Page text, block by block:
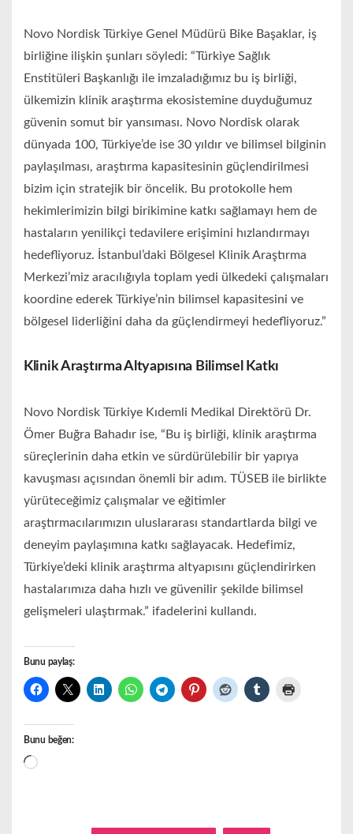
Novo Nordisk Türkiye Genel Müdürü Bike Başaklar, iş
birliğine ilişkin şunları söyledi: “Türkiye Sağlık
Enstitüleri Başkanlığı ile imzaladığımız bu iş birliği,
ülkemizin klinik araştırma ekosistemine duyduğumuz
güvenin somut bir yansıması. Novo Nordisk olarak
dünyada 100, Türkiye’de ise 30 yıldır ve bilimsel bilginin
paylaşılması, araştırma kapasitesinin güçlendirilmesi
bizim için stratejik bir öncelik. Bu protokolle hem
hekimlerimizin bilgi birikimine katkı sağlamayı hem de
hastaların yenilikçi tedavilere erişimini hızlandırmayı
hedefliyoruz. İstanbul’daki Bölgesel Klinik Araştırma
Merkezi’miz aracılığıyla toplam yedi ülkedeki çalışmaları
koordine ederek Türkiye’nin bilimsel kapasitesini ve
bölgesel liderliğini daha da güçlendirmeyi hedefliyoruz.”
Klinik Araştırma Altyapısına Bilimsel Katkı
Novo Nordisk Türkiye Kıdemli Medikal Direktörü Dr.
Ömer Buğra Bahadır ise, “Bu iş birliği, klinik araştırma
süreçlerinin daha etkin ve sürdürülebilir bir yapıya
kavuşması açısından önemli bir adım. TÜSEB ile birlikte
yürüteceğimiz çalışmalar ve eğitimler
araştırmacılarımızın uluslararası standartlarda bilgi ve
deneyim paylaşımına katkı sağlayacak. Hedefimiz,
Türkiye’deki klinik araştırma altyapısını güçlendirirken
hastalarımıza daha hızlı ve güvenilir şekilde bilimsel
gelişmeleri ulaştırmak.” ifadelerini kullandı.
Bunu paylaş:
Bunu beğen:
Yükleniyor...